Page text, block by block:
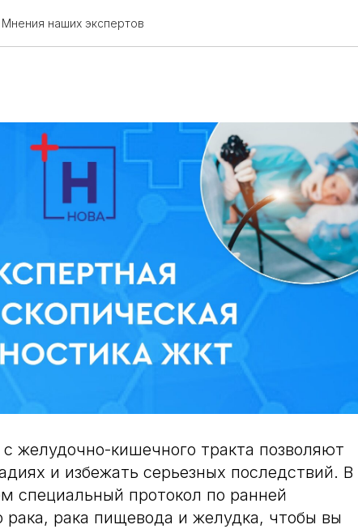
Мнения наших экспертови страха — теперь в
желудочно-кишечного тракта позволяют
и избежать серьезных последствий. В
протокол по ранней
рака, рака пищевода и желудка, чтобы вы